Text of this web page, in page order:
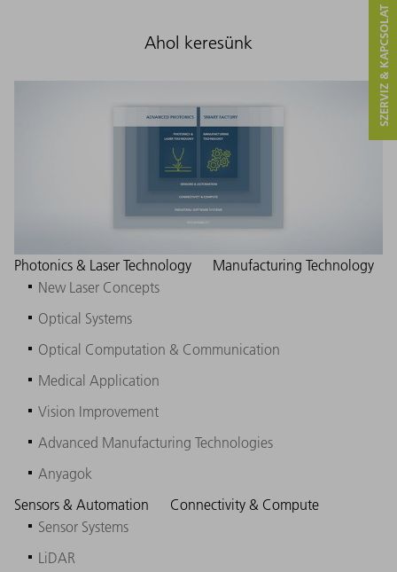
Ahol keresünk
Photonics & Laser Technology
New Laser Concepts
Optical Systems
Optical Computation & Communication
Medical Application
Vision Improvement
Manufacturing Technology
Advanced Manufacturing Technologies
Anyagok
Sensors & Automation
Sensor Systems
LiDAR
Connectivity & Compute
SZERVIZ & KAPCSOLAT